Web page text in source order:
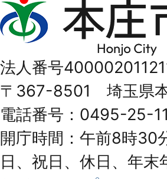
本
庄
Honjo
City
法人番号
〒367-8501 埼玉県
電話番号：0495-25-
開庁時間：午前8時30
日、祝日、休日、年末